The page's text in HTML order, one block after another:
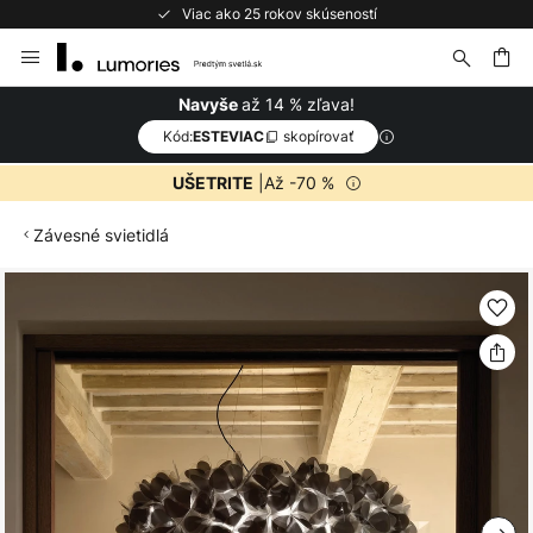
Viac ako 25 rokov skúseností
to
Navyšeaž 14 % zľava!
Kód:ESTEVIAC skopírovať
UŠETRITE |Až -70 %
Závesné svietidlá
koniec
galérie
obrázkov